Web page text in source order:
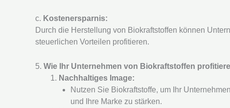
c. Kostenersparnis:
Durch die Herstellung von Biokraftstoffen können
steuerlichen Vorteilen profitieren.
5. Wie Ihr Unternehmen von Biokraftstoffen
Nachhaltiges Image:
Nutzen Sie Biokraftstoffe, um Ihr
und Ihre Marke zu stärken.